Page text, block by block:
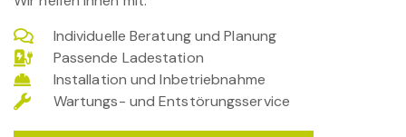
Individuelle Beratung und Planung
Passende Ladestation
Installation und Inbetriebnahme
Wartungs- und Entstörungsservice